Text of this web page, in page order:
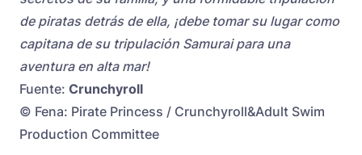
de piratas detrás de ella, ¡debe tomar su lugar como
capitana de su tripulación Samurai para una
aventura en alta mar!
Fuente: Crunchyroll
© Fena: Pirate Princess / Crunchyroll&Adult Swim
Production Committee